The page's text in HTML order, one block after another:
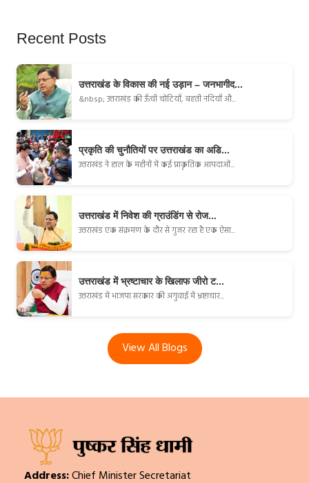
Recent Posts
उत्तराखंड के विकास की नई उड़ान – जनभागीद...
&nbsp; उत्तराखंड की ऊँची चोटियाँ, बहती नदियाँ औ...
प्रकृति की चुनौतियों पर उत्तराखंड का अडि...
उत्तराखंड ने हाल के महीनों में कई प्राकृतिक आपदाओं...
उत्तराखंड में निवेश की ग्राउंडिंग से रोज...
उत्तराखंड एक संक्रमण के दौर से गुजर रहा है एक ऐसा...
उत्तराखंड में भ्रष्टाचार के खिलाफ जीरो ट...
उत्तराखंड में भाजपा सरकार की अगुवाई में भ्रष्टाचार...
View All Blogs
Address:Chief Minister Secretariat